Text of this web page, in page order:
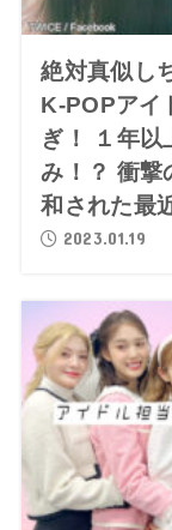
絶対真似し
K-POPアイ
ぎ！ １年以
み！？ 衝撃
和された最
2023.01.19